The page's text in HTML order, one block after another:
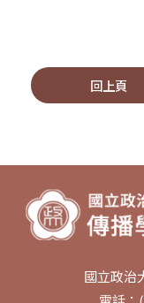
回上頁
國立政治